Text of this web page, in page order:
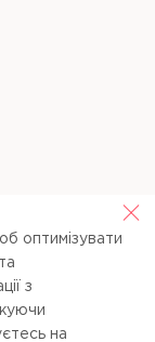
оптимізувати
з
на